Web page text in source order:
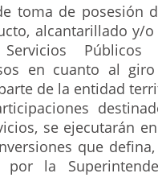
toma de posesión
alcantarillado y/
Públicos
en cuanto al
de la entidad
se ejecutarán
que
la